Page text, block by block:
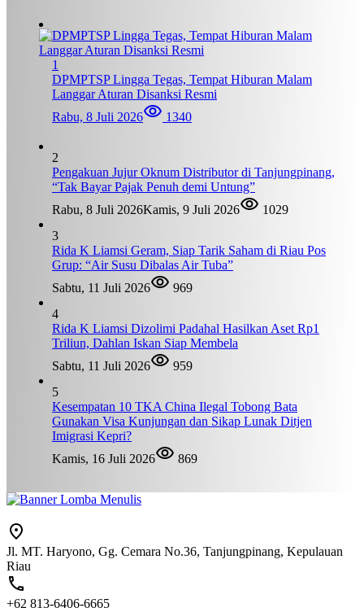
1
DPMPTSP Lingga Tegas, Tempat Hiburan Malam
Langgar Aturan Disanksi Resmi
Rabu, 8 Juli 2026
1340
2
Pengakuan Jujur Oknum Distributor di Tanjungpinang,
“Tak Bayar Pajak Penuh demi Untung”
Rabu, 8 Juli 2026Kamis, 9 Juli 2026
1029
3
Rida K Liamsi Geram, Siap Tarik Saham di Riau Pos
Grup: “Air Susu Dibalas Air Tuba”
Sabtu, 11 Juli 2026
969
4
Rida K Liamsi Dizolimi Padahal Hasilkan Aset Rp1
Triliun, Dahlan Iskan Siap Membela
Sabtu, 11 Juli 2026
959
5
Kesempatan 10 TKA China Ilegal Tobong Bata
Gunakan Visa Kunjungan dan Sikap Lunak Ditjen
Imigrasi Kepri?
Kamis, 16 Juli 2026
869
Jl. MT. Haryono, Gg. Cemara No.36, Tanjungpinang, Kepulauan
Riau
+62 813-6406-6665